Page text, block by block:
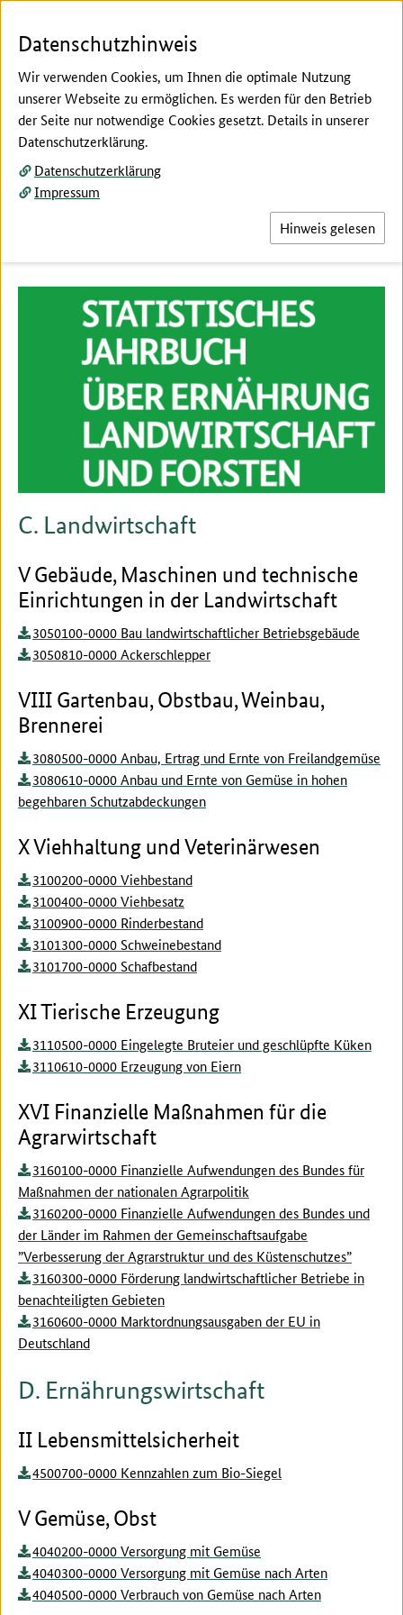
Hier beginnt der Hauptinhalt dieser Seite
Jahrbuchtabellen aktualisiert
Hier finden Sie die im Juli 2026 aktualisierten
Tabellen des Statistischen Jahrbuchs.
C. Landwirtschaft
V Gebäude, Maschinen und technische
Einrichtungen in der Landwirtschaft
3050100-0000 Bau landwirtschaftlicher Betriebsgebäude
3050810-0000 Ackerschlepper
VIII Gartenbau, Obstbau, Weinbau,
Brennerei
3080500-0000 Anbau, Ertrag und Ernte von Freilandgemüse
3080610-0000 Anbau und Ernte von Gemüse in hohen
begehbaren Schutzabdeckungen
X Viehhaltung und Veterinärwesen
3100200-0000 Viehbestand
3100400-0000 Viehbesatz
3100900-0000 Rinderbestand
3101300-0000 Schweinebestand
3101700-0000 Schafbestand
XI Tierische Erzeugung
3110500-0000 Eingelegte Bruteier und geschlüpfte Küken
3110610-0000 Erzeugung von Eiern
XVI Finanzielle Maßnahmen für die
Agrarwirtschaft
3160100-0000 Finanzielle Aufwendungen des Bundes für
Maßnahmen der nationalen Agrarpolitik
3160200-0000 Finanzielle Aufwendungen des Bundes und
der Länder im Rahmen der Gemeinschaftsaufgabe
”Verbesserung der Agrarstruktur und des Küstenschutzes”
3160300-0000 Förderung landwirtschaftlicher Betriebe in
benachteiligten Gebieten
3160600-0000 Marktordnungsausgaben der EU in
Deutschland
D. Ernährungswirtschaft
II Lebensmittelsicherheit
4500700-0000 Kennzahlen zum Bio-Siegel
V Gemüse, Obst
4040200-0000 Versorgung mit Gemüse
4040300-0000 Versorgung mit Gemüse nach Arten
4040500-0000 Verbrauch von Gemüse nach Arten
Datenschutzhinweis
Wir verwenden Cookies, um Ihnen die optimale Nutzung
unserer Webseite zu ermöglichen. Es werden für den Betrieb
der Seite nur notwendige Cookies gesetzt. Details in unserer
Datenschutzerklärung.
Datenschutzerklärung
Impressum
Hinweis gelesen